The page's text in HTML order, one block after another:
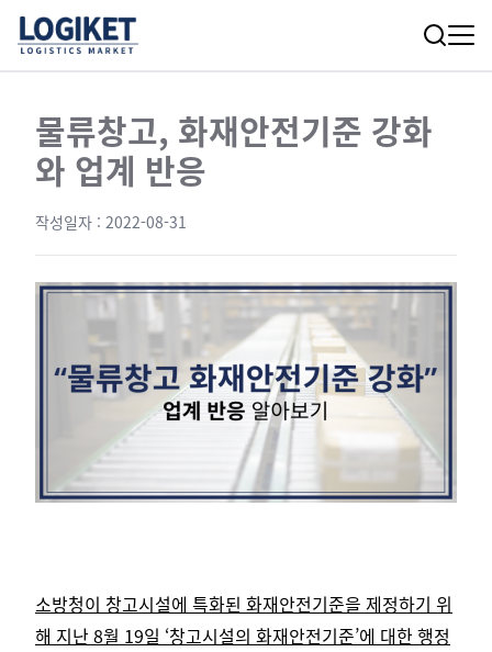
물류창고, 화재안전기준 강화
와 업계 반응
작성일자 : 2022-08-31
소방청이 창고시설에 특화된 화재안전기준을 제정하기 위
해 지난 8월 19일 ‘창고시설의 화재안전기준’에 대한 행정